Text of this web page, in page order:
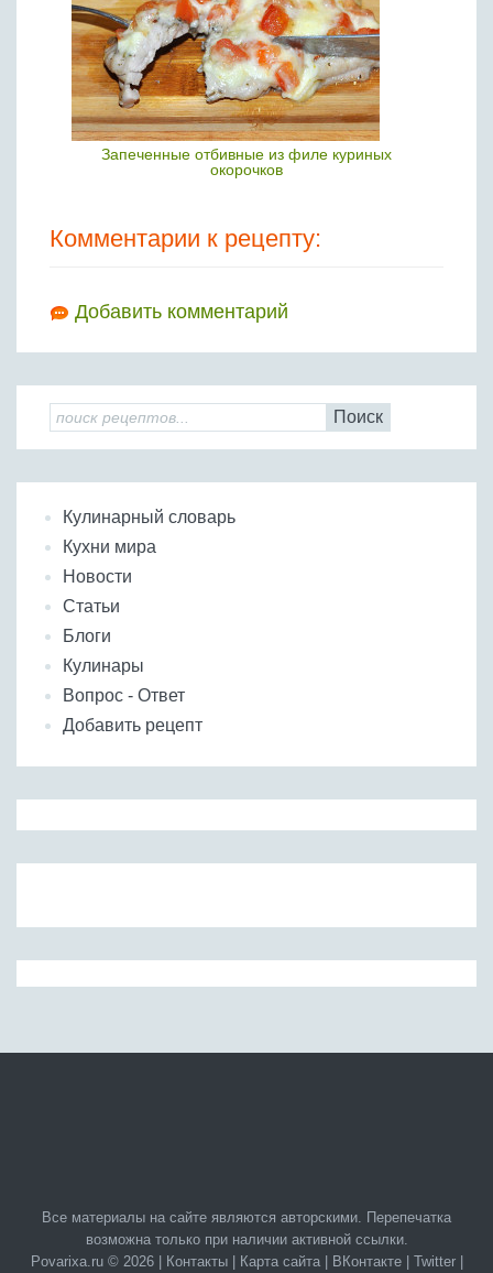
Запеченные отбивные из филе куриных
окорочков
Комментарии к рецепту:
Добавить комментарий
Поиск
Кулинарный словарь
Кухни мира
Новости
Статьи
Блоги
Кулинары
Вопрос - Ответ
Добавить рецепт
Все материалы на сайте являются авторскими. Перепечатка
возможна только при наличии активной ссылки.
Povarixa.ru © 2026 |
Контакты| Карта сайта| ВКонтакте| Twitter|